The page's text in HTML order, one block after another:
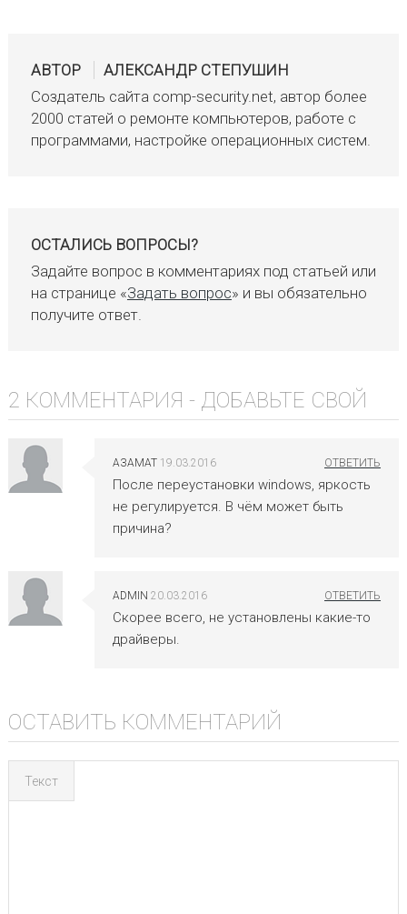
АВТОР
АЛЕКСАНДР СТЕПУШИН
Создатель сайта comp-security.net, автор более
2000 статей о ремонте компьютеров, работе с
программами, настройке операционных систем.
ОСТАЛИСЬ ВОПРОСЫ?
Задайте вопрос в комментариях под статьей или
на странице «Задать вопрос» и вы обязательно
получите ответ.
2 КОММЕНТАРИЯ - ДОБАВЬТЕ СВОЙ
АЗАМАТ 19.03.2016
После переустановки windows, яркость
не регулируется. В чём может быть
причина?
ADMIN 20.03.2016
Скорее всего, не установлены какие-то
драйверы.
ОСТАВИТЬ КОММЕНТАРИЙ
Текст